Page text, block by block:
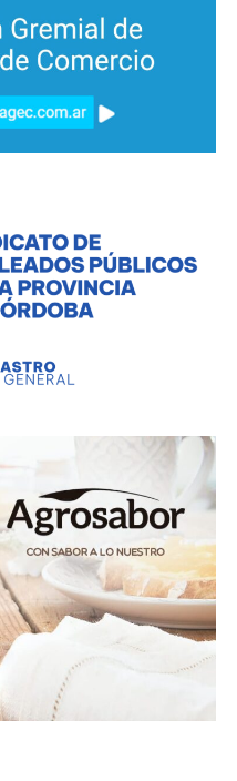
que pueden
del contexto
particular.
que es esencial
del personal
se registraban 43.184
en la provincia,
ciento de personas
es de 17,9 días.
del interior sin
baja con 1,16 en el
la secretaria
que “continúa
cantidad de casos
para adultos Covid-19,
personas, lo que
de camas de los
la provincia Córdoba.